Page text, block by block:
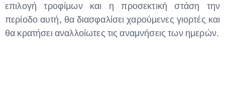
επιλογή τροφίμων και η προσεκτική στάση την
περίοδο αυτή, θα διασφαλίσει χαρούμενες γιορτές και
θα κρατήσει αναλλοίωτες τις αναμνήσεις των ημερών.